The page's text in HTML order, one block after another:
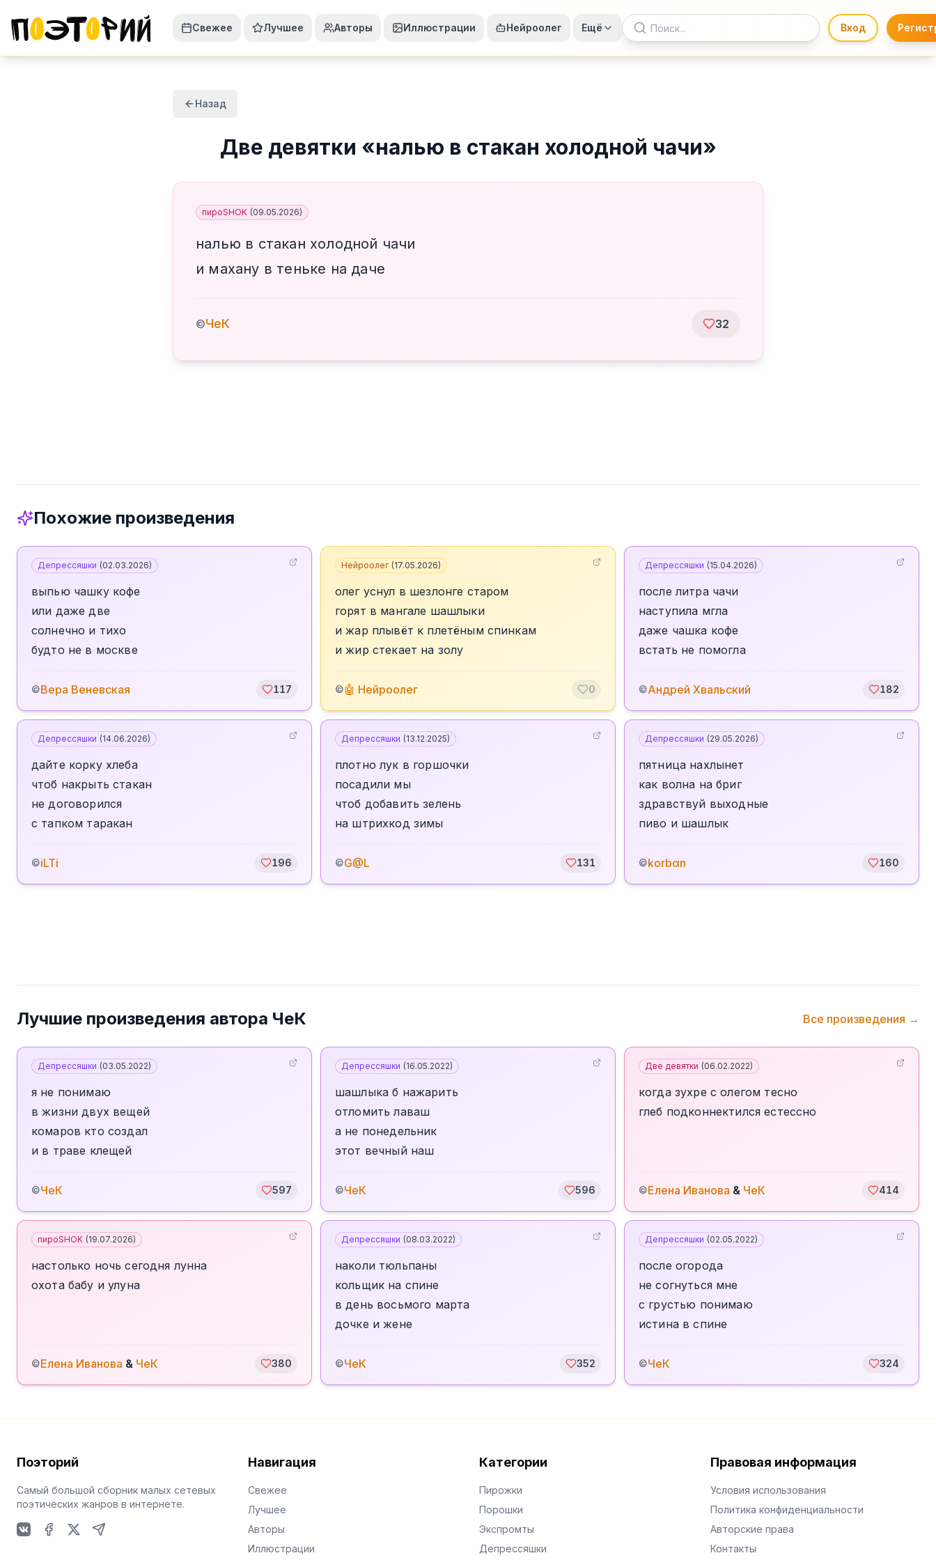
Свежее Лучшее Авторы Иллюстрации Нейроолег Ещё Вход
Назад
Две девятки «налью в стакан холодной чачи»
пироSHOK (09.05.2026)
налью в стакан холодной чачи
и махану в теньке на даче
©ЧеК 32
Похожие произведения
Депрессяшки (02.03.2026)
выпью чашку кофе
или даже две
солнечно и тихо
будто не в москве
©Вера Веневская 117
Нейроолег (17.05.2026)
олег уснул в шезлонге старом
горят в мангале шашлыки
и жар плывёт к плетёным спинкам
и жир стекает на золу
©🤖 Нейроолег 0
Депрессяшки (15.04.2026)
после литра чачи
наступила мгла
даже чашка кофе
встать не помогла
©Андрей Хвальский 182
Депрессяшки (14.06.2026)
дайте корку хлеба
чтоб накрыть стакан
не договорился
с тапком таракан
©iLTi 196
Депрессяшки (13.12.2025)
плотно лук в горшочки
посадили мы
чтоб добавить зелень
на штрихкод зимы
©G@L 131
Депрессяшки (29.05.2026)
пятница нахлынет
как волна на бриг
здравствуй выходные
пиво и шашлык
©korbαn 160
Лучшие произведения автора ЧеК Все произведения →
Депрессяшки (03.05.2022)
я не понимаю
в жизни двух вещей
комаров кто создал
и в траве клещей
©ЧеК 597
Депрессяшки (16.05.2022)
шашлыка б нажарить
отломить лаваш
а не понедельник
этот вечный наш
©ЧеК 596
Две девятки (06.02.2022)
когда зухре с олегом тесно
глеб подконнектился естессно
©Елена Иванова & ЧеК 414
пироSHOK (19.07.2026)
настолько ночь сегодня лунна
охота бабу и улуна
©Елена Иванова & ЧеК 380
Депрессяшки (08.03.2022)
наколи тюльпаны
кольщик на спине
в день восьмого марта
дочке и жене
©ЧеК 352
Депрессяшки (02.05.2022)
после огорода
не согнуться мне
с грустью понимаю
истина в спине
©ЧеК 324
Поэторий
Самый большой сборник малых сетевых
поэтических жанров в интернете.
Навигация
Свежее
Лучшее
Авторы
Иллюстрации
Категории
Пирожки
Порошки
Экспромты
Депрессяшки
Правовая информация
Условия использования
Политика конфиденциальности
Авторские права
Контакты